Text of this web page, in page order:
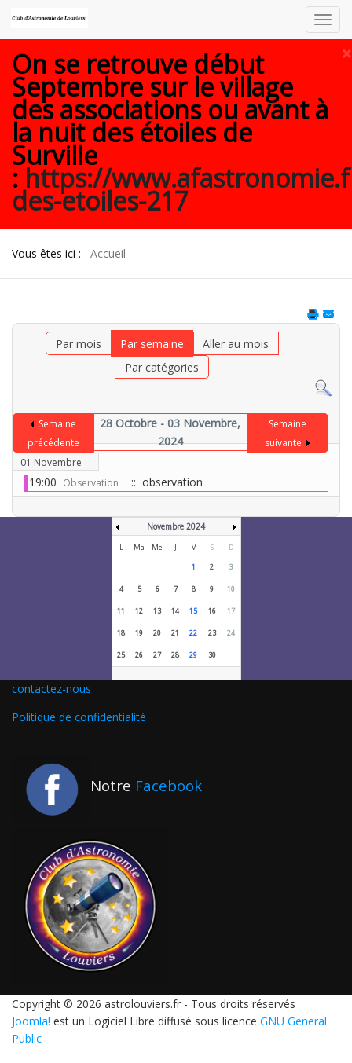
×
On se retrouve début
Septembre sur le village
des associations ou avant à
la nuit des étoiles de
Surville
: https://
des-etoiles-217
Vous êtes ici : Accueil
Par mois Par semaine
Aller au mois
Par catégories
Semaine
précédente
28 Octobre - 03 Novembre,
2024
Semaine
suivante
01 Novembre
19:00 Observation :: observation
Novembre 2024
L Ma Me J V S
D
1
2 3
4 5 6 7 8 9 10
11 12 13 14 15 16 17
18 19 20 21 22 23 24
25 26 27 28 29 30
contactez-nous
Politique de confidentialité
Notre Facebook
Copyright © 2026 astrolouviers.fr - Tous droits réservés
Joomla! est un Logiciel Libre diffusé sous licence GNU General
Public